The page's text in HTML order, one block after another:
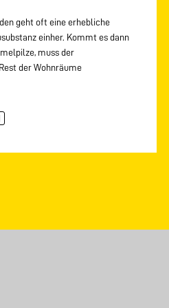
geht oft eine erhebliche
einher. Kommt es dann
muss der
der Wohnräume